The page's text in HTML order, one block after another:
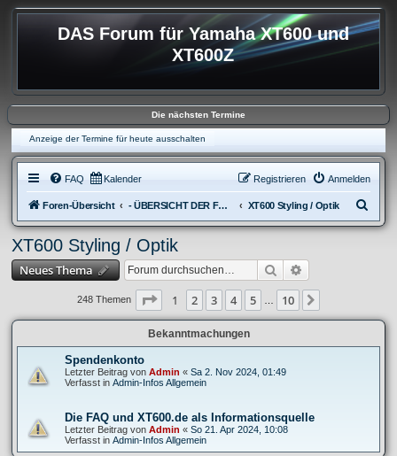
DAS Forum für Yamaha XT600 und
XT600Z
Die nächsten Termine
Anzeige der Termine für heute ausschalten
FAQ Kalender Anmelden
Registrieren
Foren-Übersicht - ÜBERSICHT DER FOREN XT600 XT600 Styling / Optik
u
XT600 Styling / Optik
Neues Thema Suche
248 Themen Seite 1von 10
1 2 3 4 5 10
Bekanntmachungen
Spendenkonto
Letzter Beitrag von Admin « Sa 2. Nov 2024, 01:49
Verfasst in Admin-Infos Allgemein
Die FAQ und XT600.de als Informationsquelle
Letzter Beitrag von Admin « So 21. Apr 2024, 10:08
Verfasst in Admin-Infos Allgemein